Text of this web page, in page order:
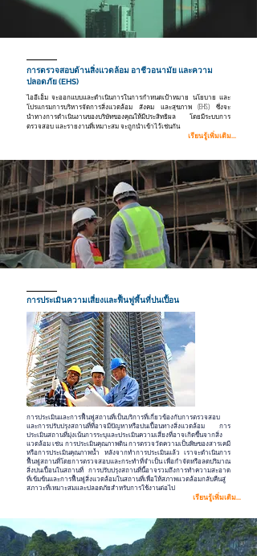
การตรวจสอบด้านสิ่งแวดล้อม อาชีวอนามัย และความ
ปลอดภัย (EHS)
ไออีเอ็ม จะออกแบบและดำเนินการในการกำหนดเป้าหมาย นโยบาย และ
โปรแกรมการบริหารจัดการสิ่งแวดล้อม สังคม และสุขภาพ (EHS) ซึ่งจะ
นำทางการดำเนินงานของบริษัทของคุณให้มีประสิทธิผล โดยมีระบบการ
ตรวจสอบ และรายงานที่เหมาะสม จะถูกนำเข้าไว้เช่นกัน
เรียนรู้เพิ่มเติม...
การประเมินความเสี่ยงและฟื้นฟูพื้นที่ปนเปื้อน
การประเมินและการฟื้นฟูสถานที่เป็นบริการที่เกี่ยวข้องกับการตรวจสอบ
และการปรับปรุงสถานที่ที่อาจมีปัญหาหรือปนเปื้อนทางสิ่งแวดล้อม การ
ประเมินสถานที่มุ่งเน้นการระบุและประเมินความเสี่ยงที่อาจเกิดขึ้นจากสิ่ง
แวดล้อม เช่น การประเมินคุณภาพดิน การตรวจวัดความเป็นพิษของสารเคมี
หรือการประเมินคุณภาพน้ำ หลังจากทำการประเมินแล้ว เราจะดำเนินการ
ฟื้นฟูสถานที่โดยการตรวจสอบและกระทำที่จำเป็น เพื่อกำจัดหรือลดปริมาณ
สิ่งปนเปื้อนในสถานที่ การปรับปรุงสถานที่นี้อาจรวมถึงการทำความสะอาด
ที่เข้มข้นและการฟื้นฟูสิ่งแวดล้อมในสถานที่เพื่อให้สภาพแวดล้อมกลับคืนสู่
สภาวะที่เหมาะสมและปลอดภัยสำหรับการใช้งานต่อไป
เรียนรู้เพิ่มเติม...